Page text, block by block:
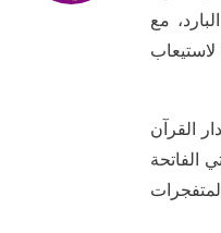
مع
القرآن
الفاتحة